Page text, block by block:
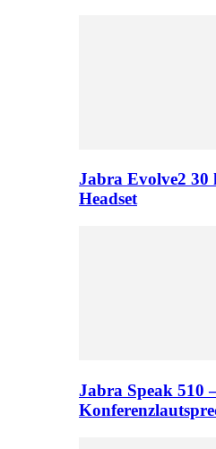
Jabra Evolve2 30
Headset
Jabra Speak 510